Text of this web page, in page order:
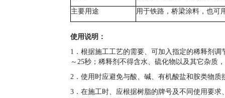
主要用途 用于铁路，桥梁涂料，也可
使用说明：
1．根据施工工艺的需要、可加入指定的稀释剂
～ 25秒；稀释剂不得含水、硫化物以及其它杂质
2．使用时应避免与酸、碱、有机酸盐和胺类物
3．在施工时、应根据树脂的牌号及不同使用要